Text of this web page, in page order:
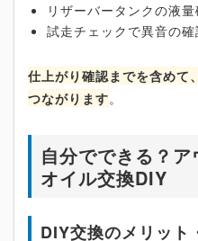
リザーバータンクの液
試走チェックで異音の確
仕上がり確認までを含めて
つながります。
自分でできる？
オイル交換DIY
DIY交換のメリット